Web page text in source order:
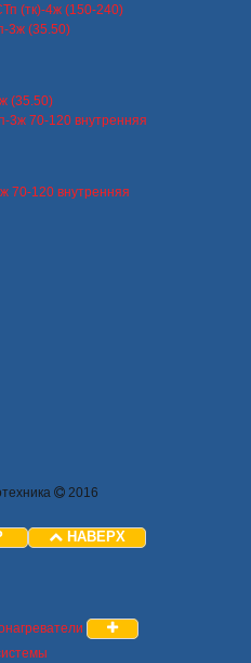
(тк)-4ж (150-240)
(35.50)
70-120 внутренняя
2016
НАВЕРХ